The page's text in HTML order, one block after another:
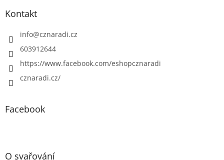
Kontakt
info@cznaradi.cz
603912644
https://www.facebook.com/eshopcznaradi
cznaradi.cz/
Facebook
O svařování